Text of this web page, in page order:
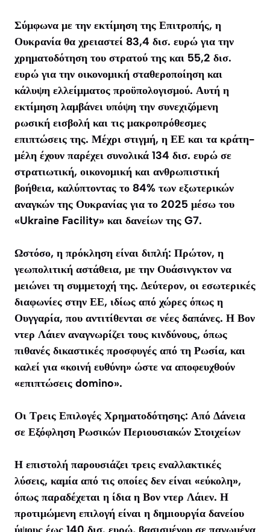
Σύμφωνα με την εκτίμηση της Επιτροπής, η
Ουκρανία θα χρειαστεί 83,4 δισ. ευρώ για την
χρηματοδότηση του στρατού της και 55,2 δισ.
ευρώ για την οικονομική σταθεροποίηση και
κάλυψη ελλείμματος προϋπολογισμού. Αυτή η
εκτίμηση λαμβάνει υπόψη την συνεχιζόμενη
ρωσική εισβολή και τις μακροπρόθεσμες
επιπτώσεις της. Μέχρι στιγμή, η ΕΕ και τα κράτη-
μέλη έχουν παρέχει συνολικά 134 δισ. ευρώ σε
στρατιωτική, οικονομική και ανθρωπιστική
βοήθεια, καλύπτοντας το 84% των εξωτερικών
αναγκών της Ουκρανίας για το 2025 μέσω του
«Ukraine Facility» και δανείων της G7.
Ωστόσο, η πρόκληση είναι διπλή: Πρώτον, η
γεωπολιτική αστάθεια, με την Ουάσινγκτον να
μειώνει τη συμμετοχή της. Δεύτερον, οι εσωτερικές
διαφωνίες στην ΕΕ, ιδίως από χώρες όπως η
Ουγγαρία, που αντιτίθενται σε νέες δαπάνες. Η Βον
ντερ Λάιεν αναγνωρίζει τους κινδύνους, όπως
πιθανές δικαστικές προσφυγές από τη Ρωσία, και
καλεί για «κοινή ευθύνη» ώστε να αποφευχθούν
«επιπτώσεις domino».
Οι Τρεις Επιλογές Χρηματοδότησης: Από Δάνεια
σε Εξόφληση Ρωσικών Περιουσιακών Στοιχείων
Η επιστολή παρουσιάζει τρεις εναλλακτικές
λύσεις, καμία από τις οποίες δεν είναι «εύκολη»,
όπως παραδέχεται η ίδια η Βον ντερ Λάιεν. Η
προτιμώμενη επιλογή είναι η δημιουργία δανείου